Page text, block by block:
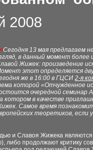
2008
Сегодня 13 мая предлагаем
в данный момент
Жижек: произведение
этот определяется
же в 16:00 в ГЦСИ 2-я
которой «Отчужденное
очередной семинар
котором в качестве
Самое время
теоретиков, если
и Славоя Жижека
либо продолжают критику